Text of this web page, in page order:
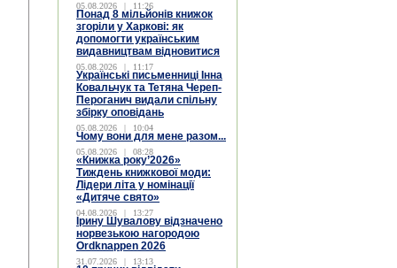
05.08.2026 | 11:26
Понад 8 мільйонів книжок
згоріли у Харкові: як
допомогти українським
видавництвам відновитися
05.08.2026 | 11:17
Українські письменниці Інна
Ковальчук та Тетяна Череп-
Пероганич видали спільну
збірку оповідань
05.08.2026 | 10:04
Чому вони для мене разом...
05.08.2026 | 08:28
«Книжка року’2026»
Тиждень книжкової моди:
Лідери літа у номінації
«Дитяче свято»
04.08.2026 | 13:27
Ірину Шувалову відзначено
норвезькою нагородою
Ordknappen 2026
31.07.2026 | 13:13